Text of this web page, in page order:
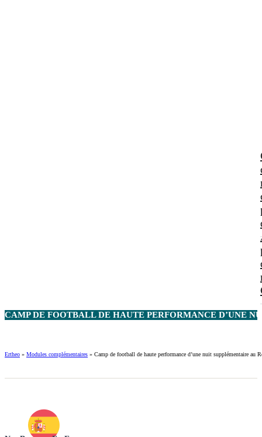
CAMP DE FOOTBALL DE HAUTE PERFORMANCE D’UNE
Ertheo » Modules complémentaires » Camp de football de haute performance d’une nuit supplémentaire au